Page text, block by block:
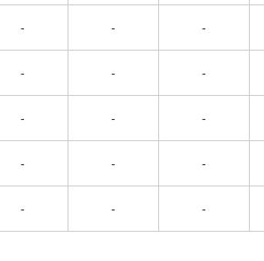
- - -
- - -
- - -
- - -
- - -